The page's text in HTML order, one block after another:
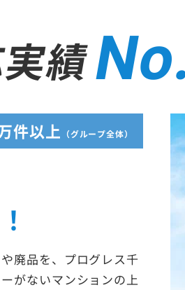
績
件以上 （グループ全体）
廃品を、プログレス千
がないマンションの上